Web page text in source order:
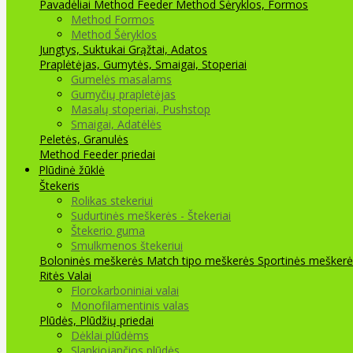
Pavadėliai Method Feeder Method Šėryklos, Formos
Method Formos
Method Šėryklos
Jungtys, Suktukai Grąžtai, Adatos
Praplėtėjas, Gumytės, Smaigai, Stoperiai
Gumelės masalams
Gumyčių prapletėjas
Masalų stoperiai, Pushstop
Smaigai, Adatėlės
Peletės, Granulės
Method Feeder priedai
Plūdinė žūklė
Štekeris
Rolikas stekeriui
Sudurtinės meškerės - Štekeriai
Štekerio guma
Smulkmenos štekeriui
Boloninės meškerės Match tipo meškerės Sportinės
Ritės Valai
Florokarboniniai valai
Monofilamentinis valas
Plūdės, Plūdžių priedai
Dėklai plūdėms
Slankiojančios plūdės